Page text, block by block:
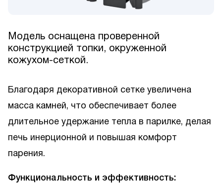
Модель оснащена проверенной
конструкцией топки, окруженной
кожухом-сеткой.
Благодаря декоративной сетке увеличена
масса камней, что обеспечивает более
длительное удержание тепла в парилке, делая
печь инерционной и повышая комфорт
парения.
Функциональность и эффективность: